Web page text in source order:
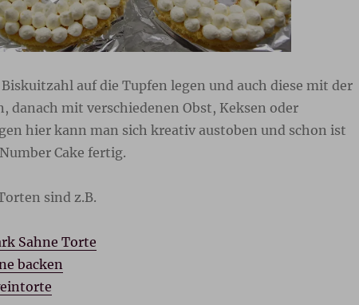
auf die Tupfen legen und auch diese mit der
danach mit verschiedenen Obst, Keksen oder
hier kann man sich kreativ austoben und schon ist
Cake fertig.
sind z.B.
Sahne Torte
backen